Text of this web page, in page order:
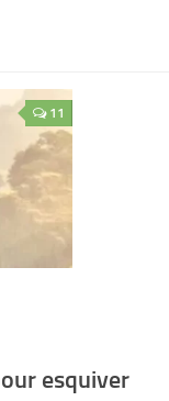
11
esquiver